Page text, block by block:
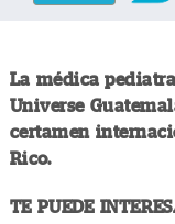
La médica
Universe
certamen
Rico.
TE PUEDE